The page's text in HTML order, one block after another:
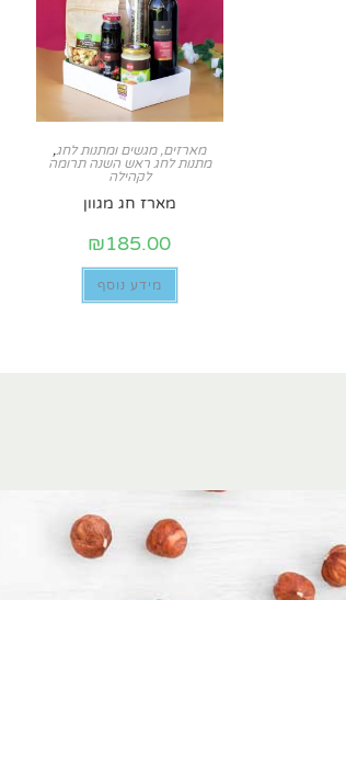
מארזים, מגשים ומתנות לחג,
מתנות לחג ראש השנה תרומה
לקהילה
מארז חג מגוון
₪185.00
מידע נוסף